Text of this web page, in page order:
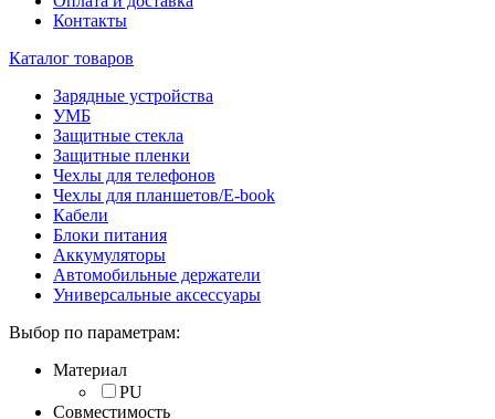
Контакты
Каталог товаров
Зарядные устройства
УМБ
Защитные стекла
Защитные пленки
Чехлы для телефонов
Чехлы для планшетов/E-book
Кабели
Блоки питания
Аккумуляторы
Автомобильные держатели
Универсальные аксессуары
Выбор по параметрам:
Материал
PU
Совместимость